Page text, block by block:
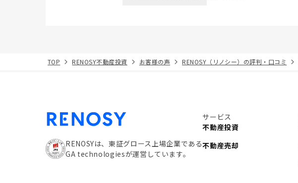
TOP RENOSY不動産投資 お客様の声 RENOSY（リノシー）の評判・口コミ
RENOSYは、東証グロース上場企業である
GA technologiesが運営しています。
サービス
不動産投資
不動産売却